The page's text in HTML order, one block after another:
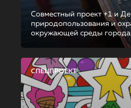
Совместный проект +1 и
природопользования и
окружающей среды
СПЕЦПРОЕКТ